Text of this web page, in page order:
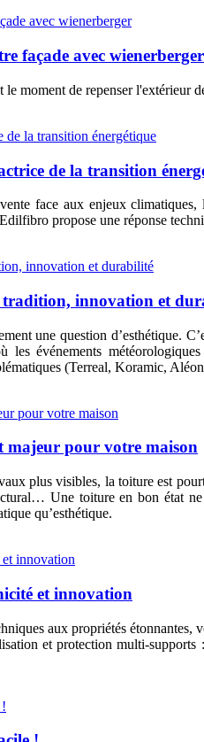
façade avec wienerberger
moment de repenser l'extérieur
de la transition
face aux enjeux
propose une réponse
innovation et
une question d’esthétique.
les événements
(Terreal, Koramic,
majeur pour votre maison
plus visibles, la toiture est
Une toiture en bon état
qu’esthétique.
et innovation
aux propriétés
et protection multi-